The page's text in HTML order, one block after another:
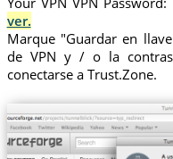
ver.
Marque "Guardar en
de VPN y / o la
conectarse a Trust.Zone.